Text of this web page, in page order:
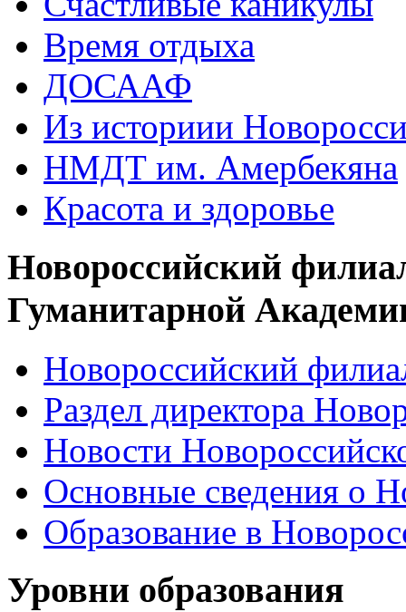
Время отдыха
ДОСААФ
Из историии
НМДТ им. Амербекяна
Красота и здоровье
Новороссийский
Гуманитарной
Новороссийский
Раздел директора
Новости
Основные сведения о
Образование в
Уровни образования